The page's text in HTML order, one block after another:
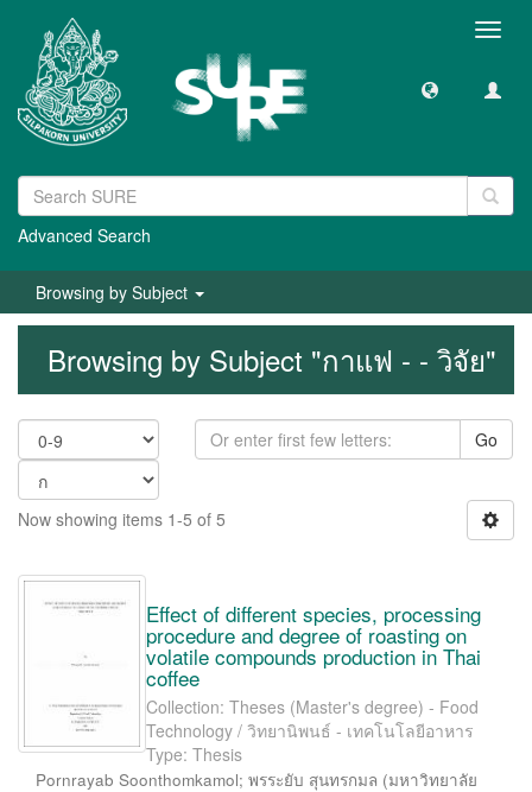
Advanced Search
Browsing by Subject
Browsing by Subject "กาแฟ - - วิจัย"
Go
Now showing items 1-5 of 5
Effect of different species, processing
procedure and degree of roasting on
volatile compounds production in Thai
coffee
Collection: Theses (Master's degree) - Food
Technology / วิทยานิพนธ์ - เทคโนโลยีอาหาร
Type: Thesis
Pornrayab Soonthomkamol; พรระยับ สุนทรกมล (มหาวิทยาลัย